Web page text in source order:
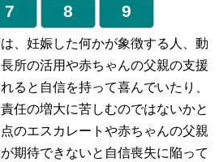
7 8 9
、妊娠した何かが象徴する人、動
所の活用や赤ちゃんの父親の支援
ると自信を持って喜んでいたり、
任の増大に苦しむのではないかと
のエスカレートや赤ちゃんの父親
期待できないと自信喪失に陥って